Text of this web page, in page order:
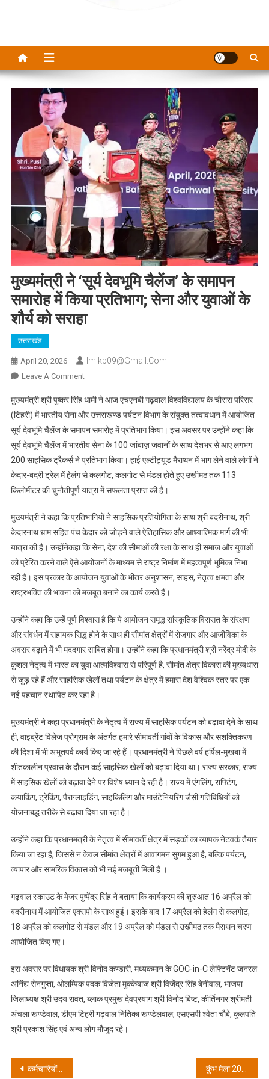
मुख्यमंत्री ने ‘सूर्य देवभूमि चैलेंज’ के समापन
समारोह में किया प्रतिभाग; सेना और युवाओं के
शौर्य को सराहा
उत्तराखंड
April 20, 2026 Imlkb09@gmail.com
Leave A CommentOn
ने
‘सूर्य
देवभूमि
चैलेंज’
के
समापन
समारोह
किया
प्रतिभाग;
सेना
के
शौर्य
सराहा
मुख्यमंत्री श्री पुष्कर सिंह धामी ने आज एचएनबी गढ़वाल विश्वविद्यालय के चौरास परिसर
(टिहरी) में भारतीय सेना और उत्तराखण्ड पर्यटन विभाग के संयुक्त तत्वावधान में आयोजित
सूर्य देवभूमि चैलेंज के समापन समारोह में प्रतिभाग किया। इस अवसर पर उन्होंने कहा कि
सूर्य देवभूमि चैलेंज में भारतीय सेना के 100 जांबाज़ जवानों के साथ देशभर से आए लगभग
200 साहसिक ट्रैकर्स ने प्रतिभाग किया। हाई एल्टीट्यूड मैराथन में भाग लेने वाले लोगों ने
केदार-बदरी ट्रेल में हेलंग से कलगोट, कलगोट से मंडल होते हुए उखीमठ तक 113
किलोमीटर की चुनौतीपूर्ण यात्रा में सफलता प्राप्त की है।
मुख्यमंत्री ने कहा कि प्रतिभागियों ने साहसिक प्रतियोगिता के साथ श्री बदरीनाथ, श्री
केदारनाथ धाम सहित पंच केदार को जोड़ने वाले ऐतिहासिक और आध्यात्मिक मार्ग की भी
यात्रा की है। उन्होंनेकहा कि सेना, देश की सीमाओं की रक्षा के साथ ही समाज और युवाओं
को प्रेरित करने वाले ऐसे आयोजनों के माध्यम से राष्ट्र निर्माण में महत्वपूर्ण भूमिका निभा
रही है। इस प्रकार के आयोजन युवाओं के भीतर अनुशासन, साहस, नेतृत्व क्षमता और
राष्ट्रभक्ति की भावना को मजबूत बनाने का कार्य करते हैं।
उन्होंने कहा कि उन्हें पूर्ण विश्वास है कि ये आयोजन समृद्ध सांस्कृतिक विरासत के संरक्षण
और संवर्धन में सहायक सिद्ध होने के साथ ही सीमांत क्षेत्रों में रोजगार और आजीविका के
अवसर बढ़ाने में भी मददगार साबित होगा। उन्होंने कहा कि प्रधानमंत्री श्री नरेंद्र मोदी के
कुशल नेतृत्व में भारत का युवा आत्मविश्वास से परिपूर्ण है, सीमांत क्षेत्र विकास की मुख्यधारा
से जुड़ रहे हैं और साहसिक खेलों तथा पर्यटन के क्षेत्र में हमारा देश वैश्विक स्तर पर एक
नई पहचान स्थापित कर रहा है।
मुख्यमंत्री ने कहा प्रधानमंत्री के नेतृत्व में राज्य में साहसिक पर्यटन को बढ़ावा देने के साथ
ही, वाइब्रेंट विलेज प्रोग्राम के अंतर्गत हमारे सीमावर्ती गांवों के विकास और सशक्तिकरण
की दिशा में भी अभूतपर्व कार्य किए जा रहे हैं। प्रधानमंत्री ने पिछले वर्ष हर्षिल-मुखबा में
शीतकालीन प्रवास के दौरान कई साहसिक खेलों को बढ़ावा दिया था। राज्य सरकार, राज्य
में साहसिक खेलों को बढ़ावा देने पर विशेष ध्यान दे रही है। राज्य में एंगलिंग, राफ्टिंग,
कयाकिंग, ट्रेकिंग, पैराग्लाइडिंग, साइकिलिंग और माउंटेनियरिंग जैसी गतिविधियों को
योजनाबद्ध तरीके से बढ़ावा दिया जा रहा है।
उन्होंने कहा कि प्रधानमंत्री के नेतृत्व में सीमावर्ती क्षेत्र में सड़कों का व्यापक नेटवर्क तैयार
किया जा रहा है, जिससे न केवल सीमांत क्षेत्रों में आवागमन सुगम हुआ है, बल्कि पर्यटन,
व्यापार और सामरिक विकास को भी नई मजबूती मिली है ।
गढ़वाल स्काउट के मेजर पुष्पेंद्र सिंह ने बताया कि कार्यक्रम की शुरुआत 16 अप्रैल को
बदरीनाथ में आयोजित एक्सपो के साथ हुई। इसके बाद 17 अप्रैल को हेलंग से कलगोट,
18 अप्रैल को कलगोट से मंडल और 19 अप्रैल को मंडल से उखीमठ तक मैराथन चरण
आयोजित किए गए।
इस अवसर पर विधायक श्री विनोद कण्डारी, मध्यकमान के GOC-in-C लेफ्टिनेंट जनरल
अनिंद्य सेनगुप्ता, ओलम्पिक पदक विजेता मुक्केबाज श्री विजेंद्र सिंह बेनीवाल, भाजपा
जिलाध्यक्ष श्री उदय रावत, ब्लाक प्रमुख देवप्रयाग श्री विनोद बिष्ट, कीर्तिनगर श्रीमती
अंचला खण्डेवाल, डीएम टिहरी गढ़वाल नितिका खण्डेलवाल, एसएसपी श्वेता चौबे, कुलपति
श्री प्रकाश सिंह एवं अन्य लोग मौजूद रहे।
Post
कर्मचारियों ने की पुरानी पेंशन योजना बहाल करने की मांग ओपीएस की मांग को लेकर मंगलवार को डीएम कार्यालय तक निकालेंगे बाइक रैली